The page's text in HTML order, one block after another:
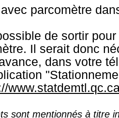
parcomètre
de sortir
Il serait donc
dans votre
sont mentionnés à titre